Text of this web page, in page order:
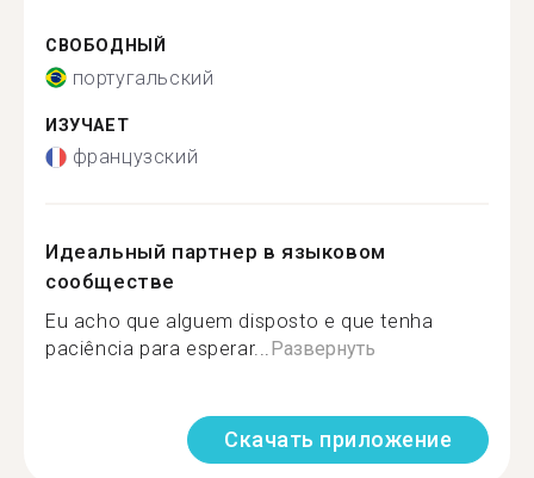
СВОБОДНЫЙ
португальский
ИЗУЧАЕТ
французский
Идеальный партнер в языковом
сообществе
Eu acho que alguem disposto e que tenha
paciência para esperar...Развернуть
Скачать приложение